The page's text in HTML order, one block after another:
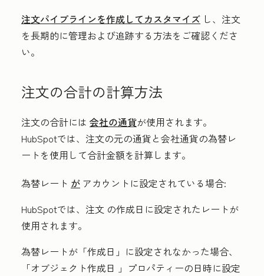
注文パイプラインを作成してカスタマイズ し、注文
を長期的に管理および追跡する方法をご確認くださ
い。
注文の合計の計算方法
注文の合計には 会社の通貨が使用されます。
HubSpotでは、注文の元の通貨と会社通貨の為替レ
ートを使用して合計金額を計算します。
為替レート が アカウントに設定されている場合:
HubSpotでは、注文 の作成日 に設定されたレートが
使用されます。
為替レートが「作成日 」に設定されなかった場合、
「オブジェクト作成日 」プロパティーの日時に設定